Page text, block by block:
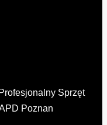
Sprzęt
Poznan